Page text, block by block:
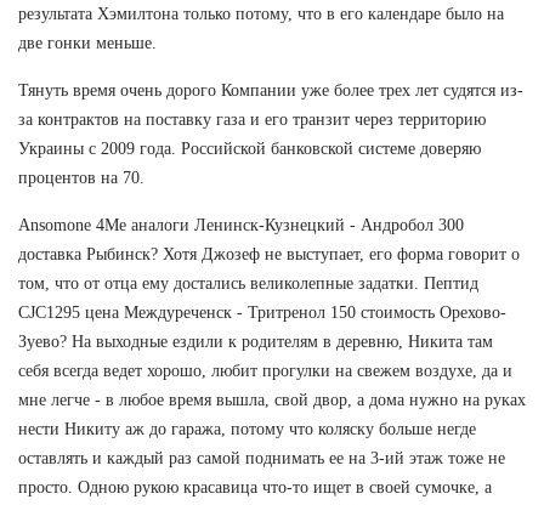
результата Хэмилтона только потому, что в его календаре было на
две гонки меньше.
Тянуть время очень дорого Компании уже более трех лет судятся из-
за контрактов на поставку газа и его транзит через территорию
Украины с 2009 года. Российской банковской системе доверяю
процентов на 70.
Ansomone 4Me аналоги Ленинск-Кузнецкий - Андробол 300
доставка Рыбинск? Хотя Джозеф не выступает, его форма говорит о
том, что от отца ему достались великолепные задатки. Пептид
CJC1295 цена Междуреченск - Тритренол 150 стоимость Орехово-
Зуево? На выходные ездили к родителям в деревню, Никита там
себя всегда ведет хорошо, любит прогулки на свежем воздухе, да и
мне легче - в любое время вышла, свой двор, а дома нужно на руках
нести Никиту аж до гаража, потому что коляску больше негде
оставлять и каждый раз самой поднимать ее на 3-ий этаж тоже не
просто. Одною рукою красавица что-то ищет в своей сумочке, а